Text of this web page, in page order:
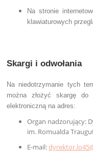
Na stronie
klawiaturowych
Skargi i odwołania
Na niedotrzymanie tych
można złożyć skargę do
elektroniczną na adres:
Organ nadzorujący:
im. Romualda
E-mail: